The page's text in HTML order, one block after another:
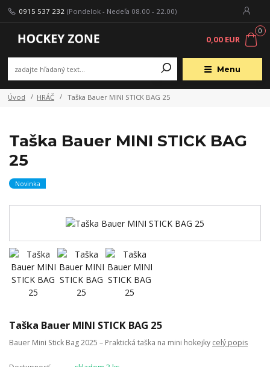
Menu
0915 537 232 (Pondelok - Nedeľa 08.00 - 22.00)
0
0,00 EUR
Úvod HRÁČ Taška Bauer MINI STICK BAG 25
Taška Bauer MINI STICK BAG
25
Novinka
Taška Bauer MINI STICK BAG 25
Bauer Mini Stick Bag 2025 – Praktická taška na mini hokejky celý popis